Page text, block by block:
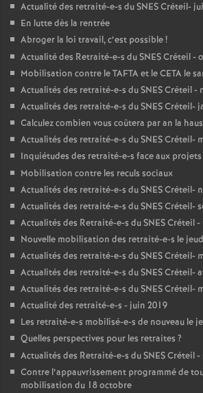
Actualité des retraité-e-s duSNESCréteil-
En lutte dès la rentrée
Abroger la loi travail, c’est possible!
Actualité des Retraité-e-s duSNESCréteil -
Mobilisation contre leTAFTAet leCETA le
Actualités des retraité-e-s duSNESCréteil -
Actualités des retraité-e-s duSNESCréteil-
Calculez combien vous coûtera par an la
Actualités des retraité-e-s duSNESCréteil-
Inquiétudes des retraité-e-s face aux projets
Mobilisation contre les reculs sociaux
Actualités des retraité-e-s duSNESCréteil-
Actualités des retraité-e-s duSNESCréteil-
Actualités des Retraité-e-s duSNESCréteil -
Nouvelle mobilisation des retraité-e-s le
Actualités des retraité-e-s duSNESCréteil-
Actualités des retraité-e-s duSNESCréteil-
Actualités des retraité-e-s duSNESCréteil-
Actualité des retraité-e-s - juin 2019
Les retraité-e-s mobilisé-e-s de nouveau le
Quelles perspectives pour les retraites ?
Actualités des Retraité-e-s duSNESCréteil -
Contre l’appauvrissement programmé de
mobilisation du 18 octobre